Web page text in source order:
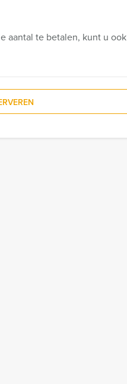
aantal te betalen, kunt u ook